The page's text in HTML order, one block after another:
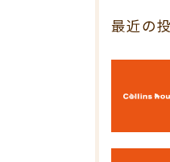
最近の